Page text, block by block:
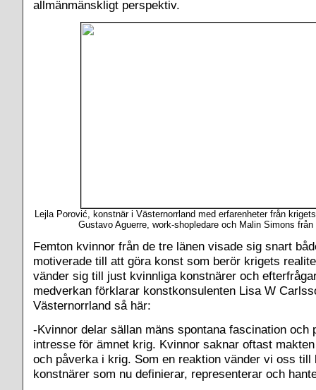
allmänmänskligt perspektiv.
Lejla Porović, konstnär i Västernorrland med erfarenheter från
Gustavo Aguerre, work-shopledare och Malin Simons
Femton kvinnor från de tre länen visade sig snart
motiverade till att göra konst som berör krigets
vänder sig till just kvinnliga konstnärer och
medverkan förklarar konstkonsulenten Lisa W
Västernorrland så här:
-Kvinnor delar sällan mäns spontana fascination och
intresse för ämnet krig. Kvinnor saknar oftast
och påverka i krig. Som en reaktion vänder vi oss till
konstnärer som nu definierar, representerar och